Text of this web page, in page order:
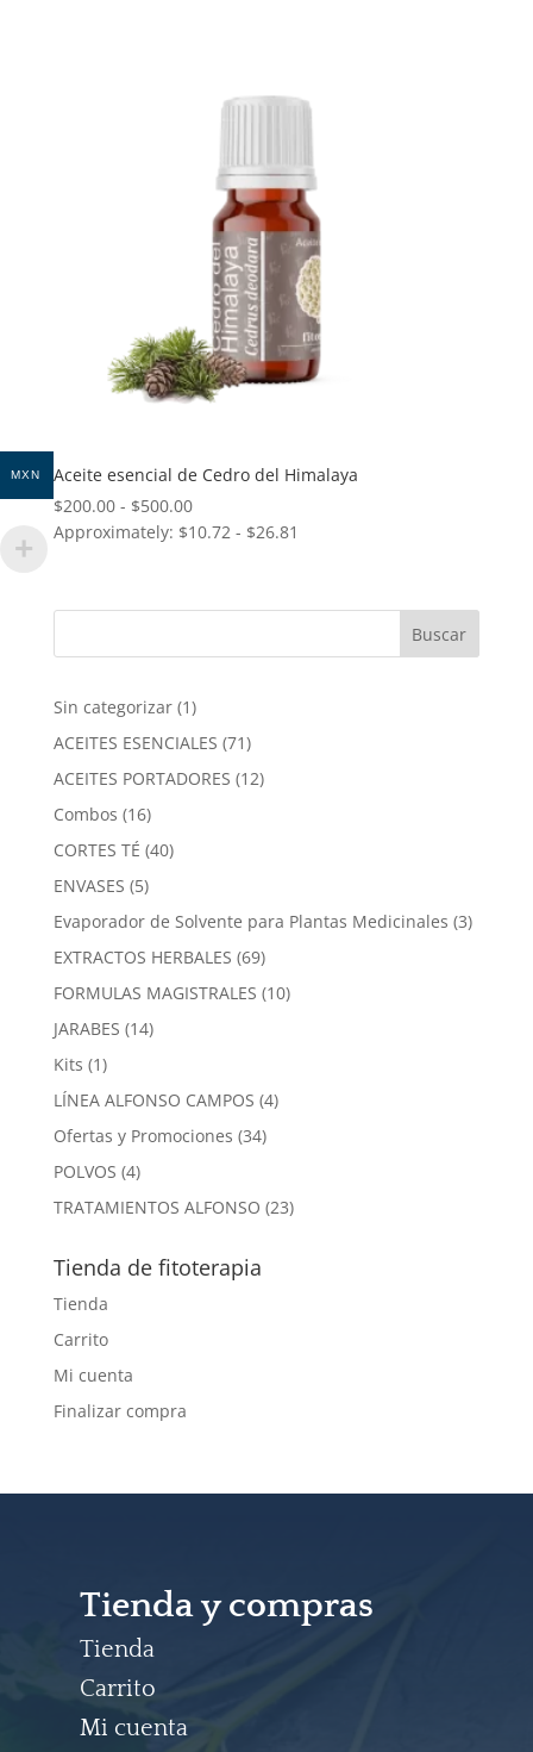
$2,980.00
Aceite esencial de Cedro del Himalaya
$200.00 - $500.00Rango
de
$200.00
Approximately: $10.72 - $26.81
Sin categorizar 11
producto
ACEITES ESENCIALES 7171
productos
ACEITES PORTADORES 1212
Combos 1616
productos
CORTES TÉ 4040
ENVASES 55
productos
Evaporador de Solvente para Plantas Medicinales 33
EXTRACTOS HERBALES 6969
productos
FORMULAS MAGISTRALES 1010
JARABES 1414
Kits 11
producto
LÍNEA ALFONSO CAMPOS 44
Ofertas y Promociones 3434
POLVOS 44
productos
TRATAMIENTOS ALFONSO 2323
Tienda de fitoterapia
Tienda
Carrito
Mi cuenta
Finalizar compra
Tienda y compras
Tienda
Carrito
Mi cuenta
MXN